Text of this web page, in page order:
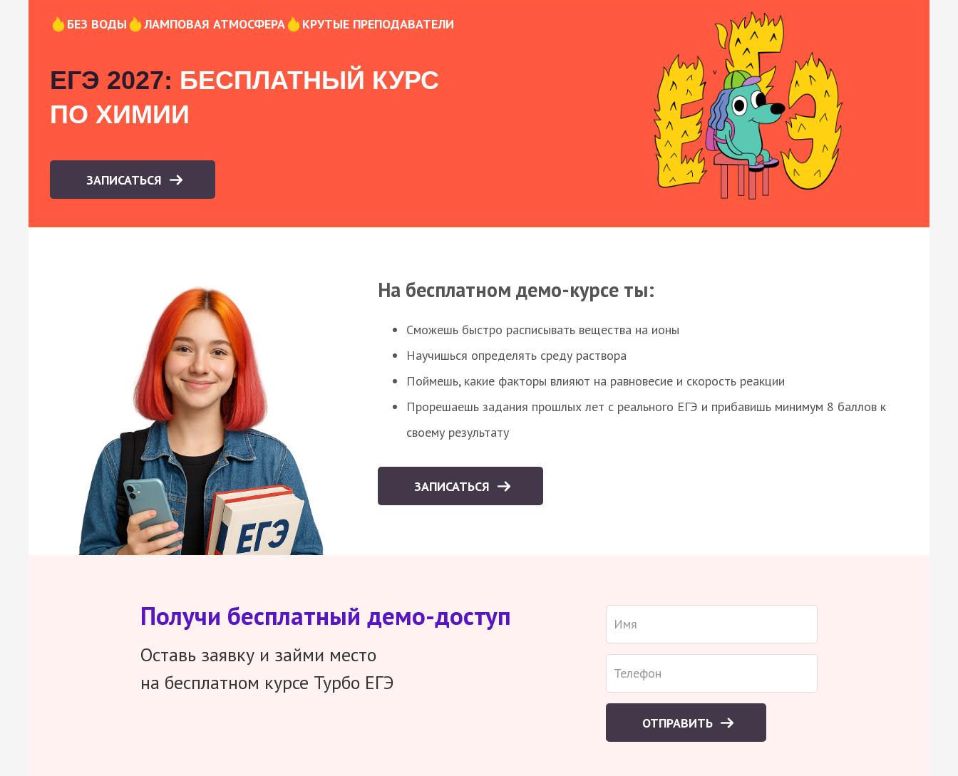
БЕЗ ВОДЫ ЛАМПОВАЯ АТМОСФЕРА КРУТЫЕ ПРЕПОДАВАТЕЛИ
ЕГЭ 2027: БЕСПЛАТНЫЙ КУРС
ПО ХИМИИ
ЗАПИСАТЬСЯ
На бесплатном демо-курсе ты:
Сможешь быстро расписывать вещества на ионы
Научишься определять среду раствора
Поймешь, какие факторы влияют на равновесие и скорость реакции
Прорешаешь задания прошлых лет с реального ЕГЭ и прибавишь минимум 8 баллов к
своему результату
ЗАПИСАТЬСЯ
Получи бесплатный демо-доступ
Оставь заявку и займи место
на бесплатном курсе Турбо ЕГЭ
ОТПРАВИТЬ